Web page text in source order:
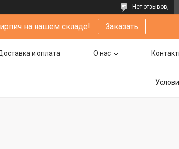
Нет отзывов,
на нашем складе! Заказать
и оплата О нас